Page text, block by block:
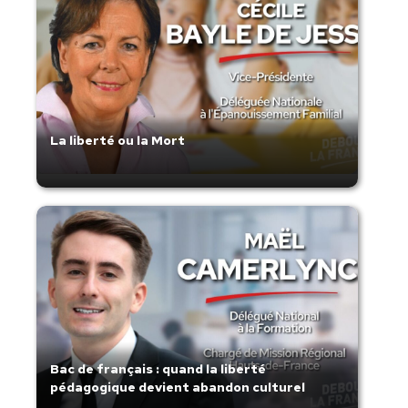
La liberté ou la Mort
Bac de français : quand la liberté
pédagogique devient abandon culturel